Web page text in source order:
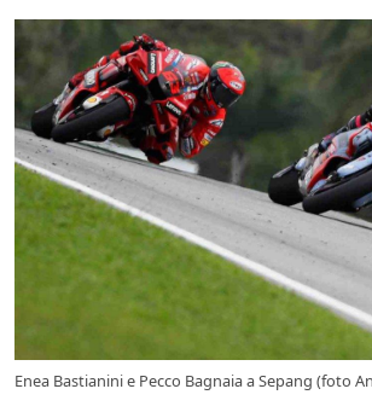
Enea Bastianini e Pecco Bagnaia a Sepang (foto